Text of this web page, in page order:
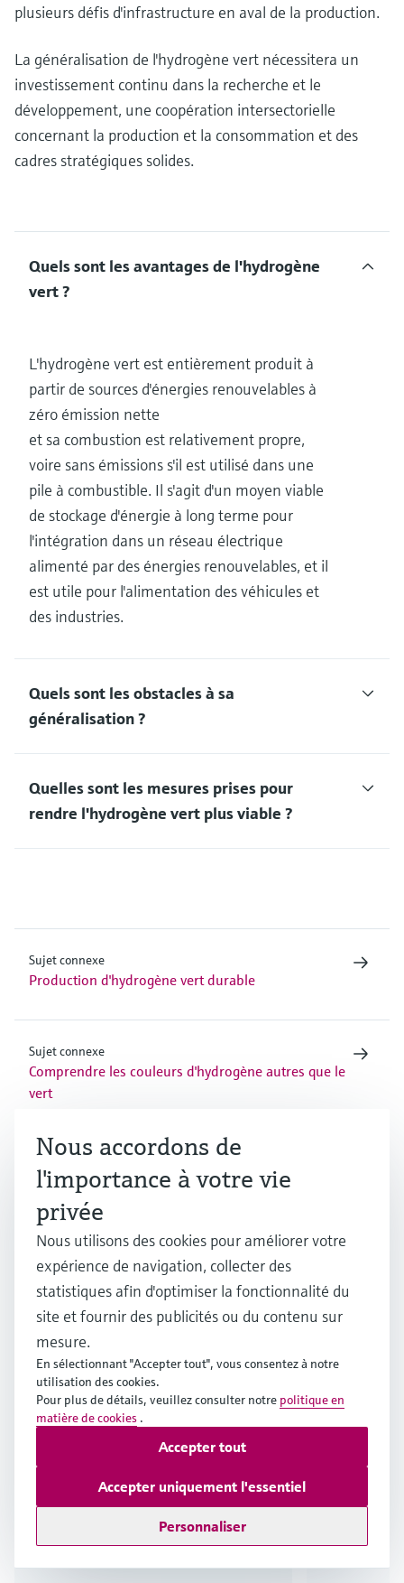
plusieurs défis d'infrastructure en aval de la production.
La généralisation de l'hydrogène vert nécessitera un
investissement continu dans la recherche et le
développement, une coopération intersectorielle
concernant la production et la consommation et des
cadres stratégiques solides.
Quels sont les avantages de l'hydrogène
vert ?
L'hydrogène vert est entièrement produit à
partir de sources d'énergies renouvelables à
zéro émission nette
et sa combustion est relativement propre,
voire sans émissions s'il est utilisé dans une
pile à combustible. Il s'agit d'un moyen viable
de stockage d'énergie à long terme pour
l'intégration dans un réseau électrique
alimenté par des énergies renouvelables, et il
est utile pour l'alimentation des véhicules et
des industries.
Quels sont les obstacles à sa
généralisation ?
Quelles sont les mesures prises pour
rendre l'hydrogène vert plus viable ?
Sujet connexe
Production d'hydrogène vert durable
Sujet connexe
Comprendre les couleurs d'hydrogène autres que le
vert
Production d'hydrogène bleu : process et réflexions
Encourager la durabilité avec la production
d'ammoniac vert
En savoir plus
Nous accordons de
l'importance à votre vie
privée
Nous utilisons des cookies pour améliorer votre
expérience de navigation, collecter des
statistiques afin d'optimiser la fonctionnalité du
site et fournir des publicités ou du contenu sur
mesure.
En sélectionnant "Accepter tout", vous consentez à notre
utilisation des cookies.
Pour plus de détails, veuillez consulter notre politique en
matière de cookies .
Personnaliser
Accepter uniquement l'essentiel
Accepter tout